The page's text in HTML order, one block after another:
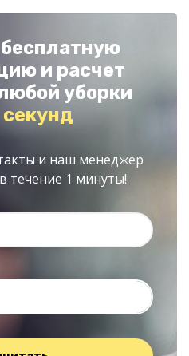
и расчет
уборки
и наш менеджер
течение 1 минуты!